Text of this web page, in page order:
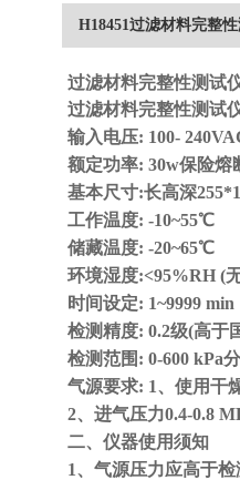
H18451过滤材料完整
过滤材料完整性测试
过滤材料完整性测试
输入电压: 100-
额定功率: 30w保险熔
基本尺寸:长高深
工作温度: -10~55℃
储藏温度: -20~65℃
环境湿度:<95%RH (
时间设定: 1~9999 min
检测精度: 0.2级(高于
检测范围: 0-600 kPa
气源要求: 1、使用干
2、进气压力0.4-0.8
二、仪器使用须知
1、气源压力应高于检